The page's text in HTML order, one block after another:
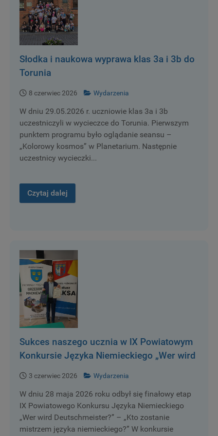
Słodka i naukowa wyprawa klas 3a i 3b do
Torunia
8 czerwiec 2026 Wydarzenia
W dniu 29.05.2026 r. uczniowie klas 3a i 3b
uczestniczyli w wycieczce do Torunia. Pierwszym
punktem programu było oglądanie seansu –
„Kolorowy kosmos” w Planetarium. Następnie
uczestnicy wycieczki...
Czytaj dalej
Sukces naszego ucznia w IX Powiatowym
Konkursie Języka Niemieckiego „Wer wird
mistrzem języka niemieckiego?”
3 czerwiec 2026 Wydarzenia
W dniu 28 maja 2026 roku odbył się finałowy etap
IX Powiatowego Konkursu Języka Niemieckiego
„Wer wird Deutschmeister?” – „Kto zostanie
mistrzem języka niemieckiego?” W konkursie